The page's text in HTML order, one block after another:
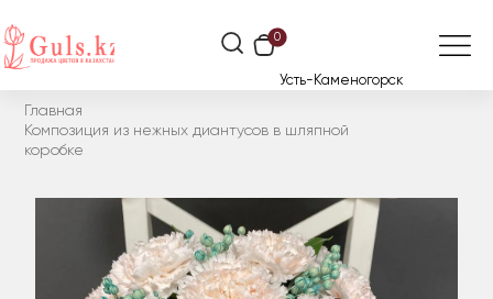
0
Усть-Каменогорск
Главная
Композиция из нежных диантусов в шляпной
коробке